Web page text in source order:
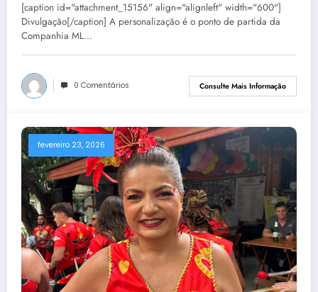
[caption id="attachment_15156" align="alignleft" width="600"]
Divulgação[/caption] A personalização é o ponto de partida da
Companhia ML…
0 Comentários Consulte Mais Informação
fevereiro 23, 2026